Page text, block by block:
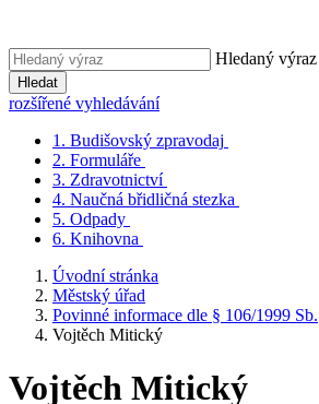
Hledaný výraz
Hledat
rozšířené vyhledávání
1. Budišovský zpravodaj
2. Formuláře
3. Zdravotnictví
4. Naučná břidličná stezka
5. Odpady
6. Knihovna
Úvodní stránka
Městský úřad
Povinné informace dle § 106/1999 Sb.
Vojtěch Mitický
Vojtěch Mitický